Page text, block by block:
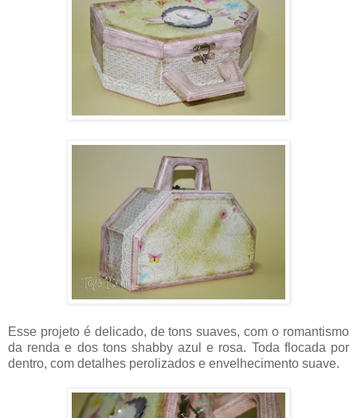
Esse projeto é delicado, de tons suaves, com o romantismo
da renda e dos tons shabby azul e rosa. Toda flocada por
dentro, com detalhes perolizados e envelhecimento suave.